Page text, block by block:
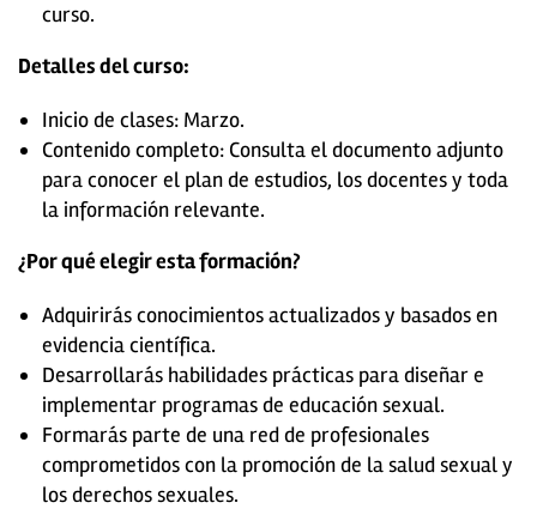
curso.
Detalles del curso:
Inicio de clases: Marzo.
Contenido completo: Consulta el documento adjunto
para conocer el plan de estudios, los docentes y toda
la información relevante.
¿Por qué elegir esta formación?
Adquirirás conocimientos actualizados y basados en
evidencia científica.
Desarrollarás habilidades prácticas para diseñar e
implementar programas de educación sexual.
Formarás parte de una red de profesionales
comprometidos con la promoción de la salud sexual y
los derechos sexuales.